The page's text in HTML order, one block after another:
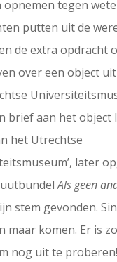
opnemen tegen
putten uit de
de extra opdracht
over een object
brief aan het object
het Utrechtse
later
Als geen
stem gevonden.
maar komen. Er is
nog uit te proberen!